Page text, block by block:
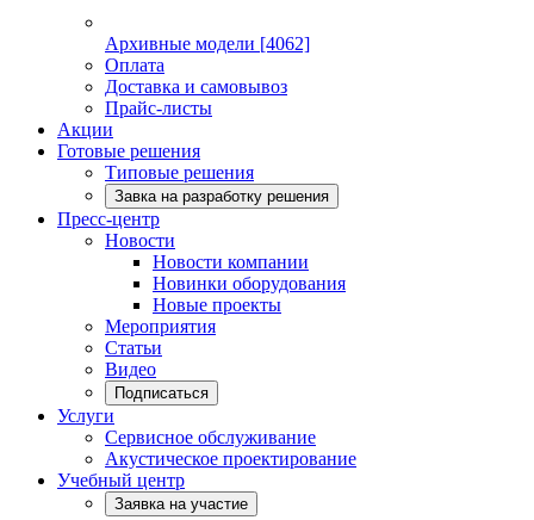
Архивные модели [4062]
Оплата
Доставка и самовывоз
Прайс-листы
Акции
Готовые решения
Типовые решения
Завка на разработку решения
Пресс-центр
Новости
Новости компании
Новинки оборудования
Новые проекты
Мероприятия
Статьи
Видео
Подписаться
Услуги
Сервисное обслуживание
Акустическое проектирование
Учебный центр
Заявка на участие